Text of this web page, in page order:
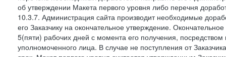
об утверждении Макета первого уровня либо перечня
10.3.7. Администрация сайта производит необходимые
его Заказчику на окончательное утверждение.
5(пяти) рабочих дней с момента его получения,
уполномоченного лица. В случае не поступления от